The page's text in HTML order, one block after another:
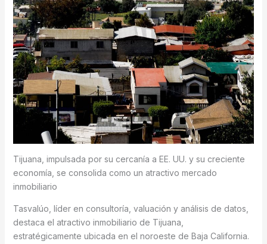
Tijuana, impulsada por su cercanía a EE. UU. y su creciente
economía, se consolida como un atractivo mercado
inmobiliario
Tasvalúo, líder en consultoría, valuación y análisis de datos,
destaca el atractivo inmobiliario de Tijuana,
estratégicamente ubicada en el noroeste de Baja California.